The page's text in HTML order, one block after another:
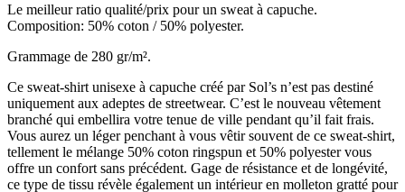
Le meilleur ratio qualité/prix pour un sweat à capuche.
Composition: 50% coton / 50% polyester.
Grammage de 280 gr/m².
Ce sweat-shirt unisexe à capuche créé par Sol’s n’est pas destiné
uniquement aux adeptes de streetwear. C’est le nouveau vêtement
branché qui embellira votre tenue de ville pendant qu’il fait frais.
Vous aurez un léger penchant à vous vêtir souvent de ce sweat-shirt,
tellement le mélange 50% coton ringspun et 50% polyestervous
offre un confort sans précédent. Gage de résistance et de longévité,
ce type de tissu révèle également un intérieur en molleton gratté pour